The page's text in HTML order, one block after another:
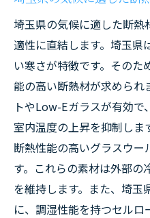
リフォームにお
断熱リフォームで光
断熱リフォーム
具体的な断熱リ
エネルギー効率
ポイント
光熱費削減に役
省エネリフォー
断熱リフォーム
埼玉県の気候に適した断
適性に直結します。埼玉県
い寒さが特徴です。その
能の高い断熱材が求められ
トやLow-Eガラスが有効で
室内温度の上昇を抑制しま
断熱性能の高いグラスウ
す。これらの素材は外部の
を維持します。また、埼玉
に、調湿性能を持つセル